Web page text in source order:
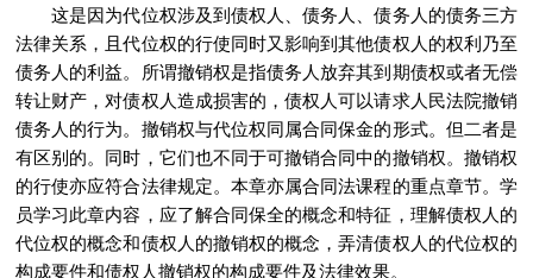
这是因为代位权涉及到债权人、债务人、债务人的债务三方
法律关系，且代位权的行使同时又影响到其他债权人的权利乃至
债务人的利益。所谓撤销权是指债务人放弃其到期债权或者无偿
转让财产，对债权人造成损害的，债权人可以请求人民法院撤销
债务人的行为。撤销权与代位权同属合同保金的形式。但二者是
有区别的。同时，它们也不同于可撤销合同中的撤销权。撤销权
的行使亦应符合法律规定。本章亦属合同法课程的重点章节。学
员学习此章内容，应了解合同保全的概念和特征，理解债权人的
代位权的概念和债权人的撤销权的概念，弄清债权人的代位权的
构成要件和债权人撤销权的构成要件及法律效果。